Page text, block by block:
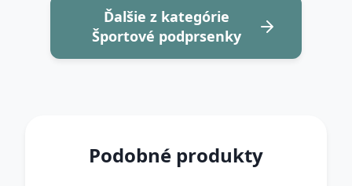
Ďalšie z kategórie
Športové podprsenky
Podobné produkty